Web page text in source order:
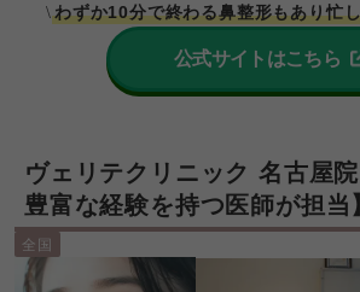
\わずか10分で終わる鼻整形もあり忙
公式サイトはこちら
ヴェリテクリニック 名古屋
豊富な経験を持つ医師が担当
全国